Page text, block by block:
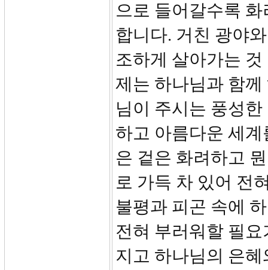
으로 들어갈수록
합니다. 거친 광야
조하게 살아가는
제는 하나님과 함
님이 주시는 풍성
하고 아름다운 세
은 겉은 화려하고
로 가득 차 있어 전
불평과 피곤 속에
전혀 부러워할 필
지고 하나님의 은